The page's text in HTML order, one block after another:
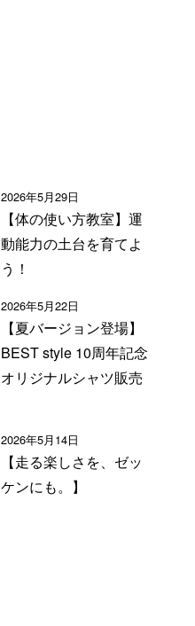
2026年5月29日
【体の使い方教室】運
動能力の土台を育てよ
う！
2026年5月22日
【夏バージョン登場】
BEST style 10周年記念
オリジナルシャツ販売
2026年5月14日
【走る楽しさを、ゼッ
ケンにも。】